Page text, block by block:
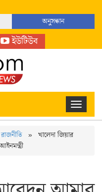
ইউটিউব
Toggle
navigation
রাজনীতি » খালেদা জিয়ার